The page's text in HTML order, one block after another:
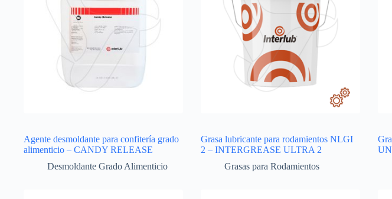
Agente desmoldante para confitería grado
alimenticio – CANDY RELEASE
Desmoldante Grado Alimenticio
Grasa lubricante para rodamientos NLGI
2 – INTERGREASE ULTRA 2
Grasas para Rodamientos